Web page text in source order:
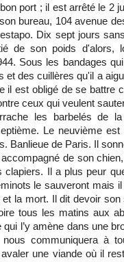
port ; il est arrêté le 2
bureau, 104 avenue
Dix sept jours
de son poids d'alors,
Sous les bandages
et des cuillères qu'il a
il est obligé de se battre
ceux qui veulent
les barbelés de
Le neuvième
Banlieue de Paris. Il
de son
clapiers. Il a plus peur
le sauveront mais
la mort. Il dit devoir
tous les matins aux
l’y amène dans une
communiquera à
une viande où il